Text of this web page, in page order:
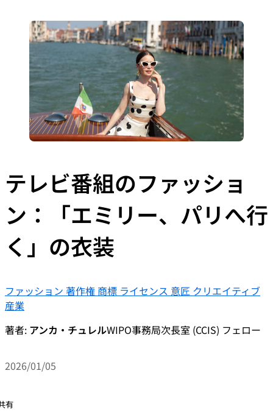
テレビ番組のファッショ
ン：「エミリー、パリへ行
く」の衣装
ファッション 著作権 商標 ライセンス 意匠 クリエイティブ
産業
著者: アンカ・チュレルWIPO事務局次長室 (CCIS) フェロー
2026/01/05
有